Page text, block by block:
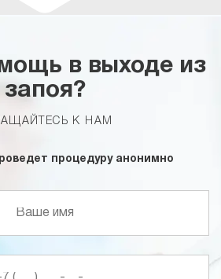
в выходе из
запоя?
К НАМ
процедуру анонимно